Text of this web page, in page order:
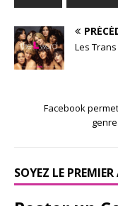
Les
Facebook
SOYEZ LE